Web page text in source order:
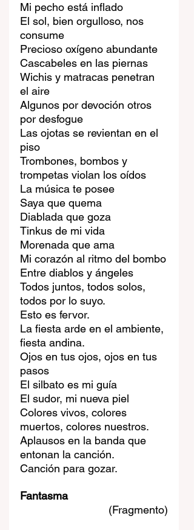
Mi pecho está inflado
El sol, bien orgulloso, nos
consume
Precioso oxígeno abundante
Cascabeles en las piernas
Wichis y matracas penetran
el aire
Algunos por devoción otros
por desfogue
Las ojotas se revientan en el
piso
Trombones, bombos y
trompetas violan los oídos
La música te posee
Saya que quema
Diablada que goza
Tinkus de mi vida
Morenada que ama
Mi corazón al ritmo del bombo
Entre diablos y ángeles
Todos juntos, todos solos,
todos por lo suyo.
Esto es fervor.
La fiesta arde en el ambiente,
fiesta andina.
Ojos en tus ojos, ojos en tus
pasos
El silbato es mi guía
El sudor, mi nueva piel
Colores vivos, colores
muertos, colores nuestros.
Aplausos en la banda que
entonan la canción.
Canción para gozar.
Fantasma
(Fragmento)